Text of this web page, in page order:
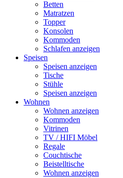
Betten
Matratzen
Topper
Konsolen
Kommoden
Schlafen anzeigen
Speisen
Speisen anzeigen
Tische
Stühle
Speisen anzeigen
Wohnen
Wohnen anzeigen
Kommoden
Vitrinen
TV / HIFI Möbel
Regale
Couchtische
Beistelltische
Wohnen anzeigen